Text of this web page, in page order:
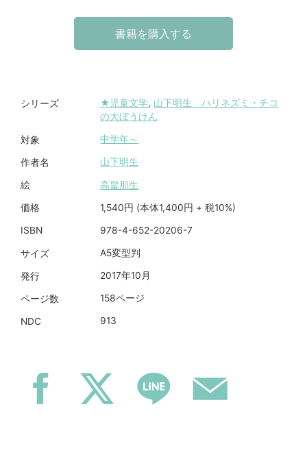
書籍を購入する
シリーズ ★児童文学, 山下明生 ハリネズミ・チコ
の大ぼうけん
対象 中学年～
作者名 山下明生
絵 高畠那生
価格 1,540円 (本体1,400円 + 税10%)
ISBN 978-4-652-20206-7
サイズ A5変型判
発行 2017年10月
ページ数 158ページ
NDC 913